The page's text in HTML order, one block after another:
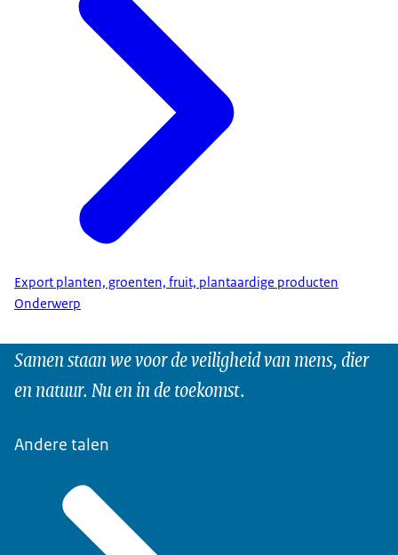
Export planten, groenten, fruit, plantaardige producten
Onderwerp
Samen staan we voor de veiligheid van mens, dier
en natuur. Nu en in de toekomst.
Andere talen